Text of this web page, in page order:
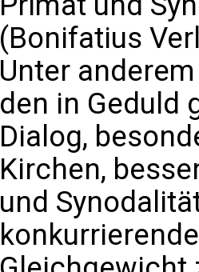
(Bonifatius
Unter
den in Geduld
Dialog,
Kirchen,
und